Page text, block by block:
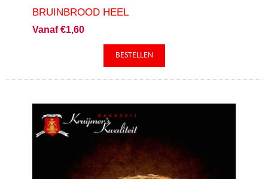
BRUINBROOD HEEL
Vanaf €1,60